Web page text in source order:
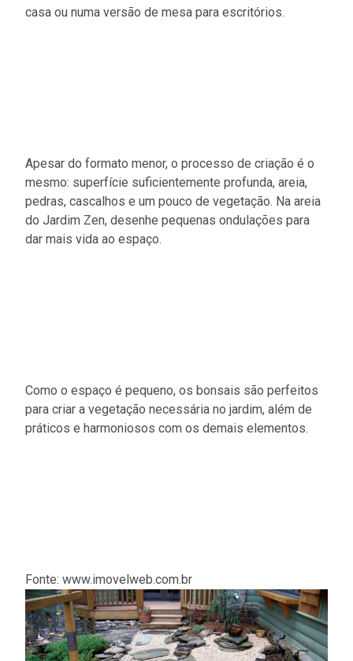
casa ou numa versão de mesa para escritórios.
Apesar do formato menor, o processo de criação é o
mesmo: superfície suficientemente profunda, areia,
pedras, cascalhos e um pouco de vegetação. Na areia
do Jardim Zen, desenhe pequenas ondulações para
dar mais vida ao espaço.
Como o espaço é pequeno, os bonsais são perfeitos
para criar a vegetação necessária no jardim, além de
práticos e harmoniosos com os demais elementos.
Fonte: www.imovelweb.com.br